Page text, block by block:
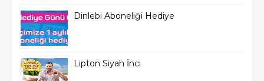
Dinlebi Aboneliği Hediye
Lipton Siyah İnci